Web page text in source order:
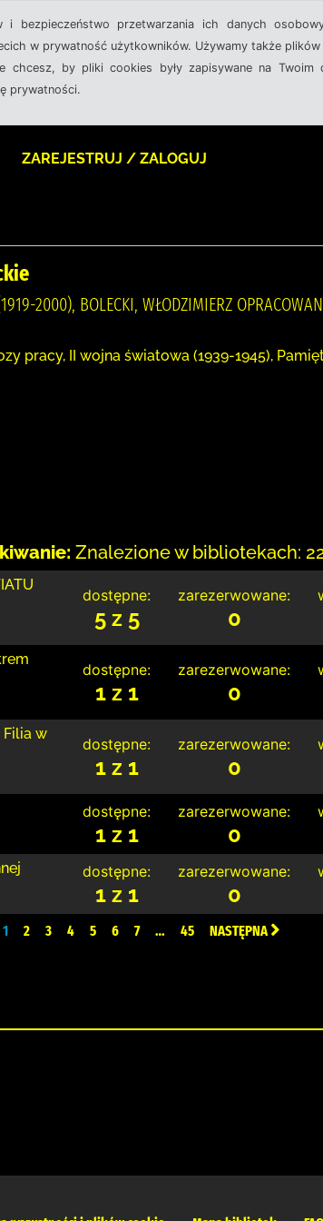
bezpieczeństwo przetwarzania ich danych
w prywatność użytkowników. Używamy także
by pliki cookies były zapisywane na Twoim
prywatności.
ZAREJESTRUJ / ZALOGUJ
2000), BOLECKI, WŁODZIMIERZ
pracy, II wojna światowa (1939-1945),
Znalezione w bibliotekach:
dostępne:
5 z 5
zarezerwowane:
0
dostępne:
1 z 1
zarezerwowane:
0
Filia w
dostępne:
1 z 1
zarezerwowane:
0
dostępne:
1 z 1
zarezerwowane:
0
dostępne:
1 z 1
zarezerwowane:
0
1 2 3 4 5 6 7 … 45 NASTĘPNA